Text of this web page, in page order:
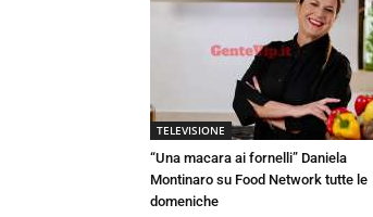
TELEVISIONE
“Una macara ai fornelli” Daniela
Montinaro su Food Network tutte le
domeniche